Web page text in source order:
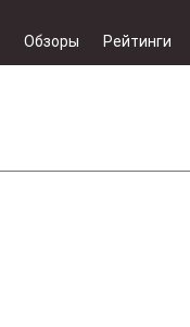
Обзоры Рейтинги